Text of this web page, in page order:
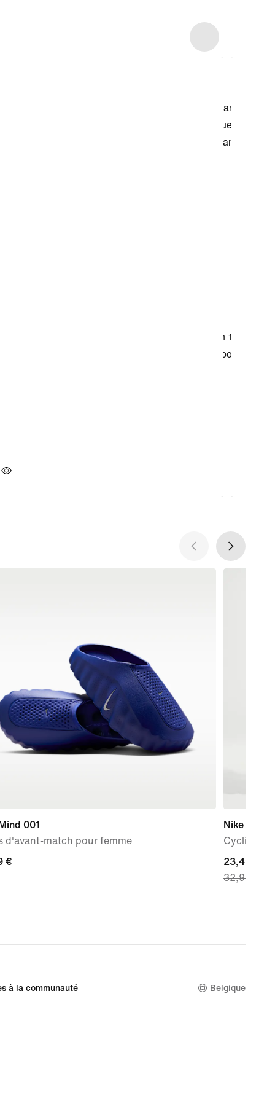
001
d'avant-match pour femme
€
€
Nike Pro
Cycliste
current
price
32,99 €
23,49 €
32,99 €
à la communauté Belgique